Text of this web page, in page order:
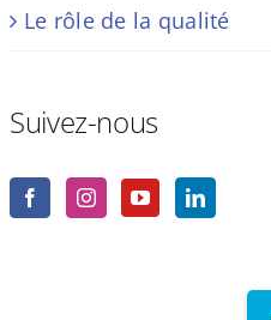
Le rôle de la qualité
Suivez-nous